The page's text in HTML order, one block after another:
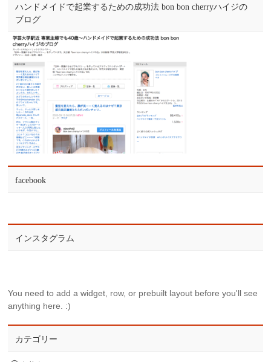
ハンドメイドで起業するための成功法 bon bon cherryハイジの
ブログ
facebook
インスタグラム
You need to add a widget, row, or prebuilt layout before you'll see
anything here. :)
カテゴリー